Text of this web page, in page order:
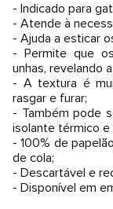
- Indicado para
- Atende à
- Ajuda a esticar
- Permite que
unhas, revelando
- A textura é
rasgar e furar;
- Também pode
isolante térmico e
- 100% de
de cola;
- Descartável e
- Disponível em